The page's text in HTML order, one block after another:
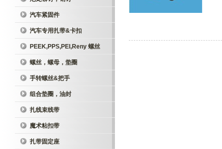
汽车紧固件
汽车专用扎带&卡扣
PEEK,PPS,PEI,Reny 螺丝
螺丝，螺母，垫圈
手转螺丝&把手
组合垫圈，油封
扎线束线带
魔术粘扣带
扎带固定座